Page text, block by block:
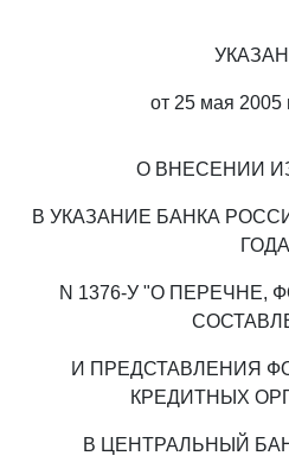
от 25 мая 2005
О ВНЕСЕНИИ
В УКАЗАНИЕ БАНКА
ГОДА
N 1376-У "О ПЕРЕЧНЕ,
И ПРЕДСТАВЛЕНИЯ
КРЕДИТНЫХ
В ЦЕНТРАЛЬНЫЙ